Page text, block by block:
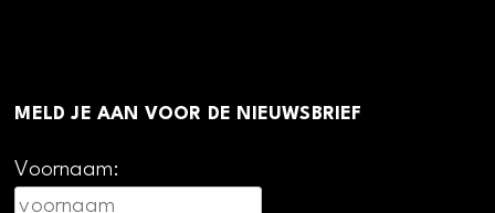
MELD JE AAN VOOR DE NIEUWSBRIEF
Voornaam: